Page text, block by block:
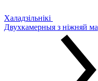
Халадзільнікі
Двухкамерныя з ніжняй